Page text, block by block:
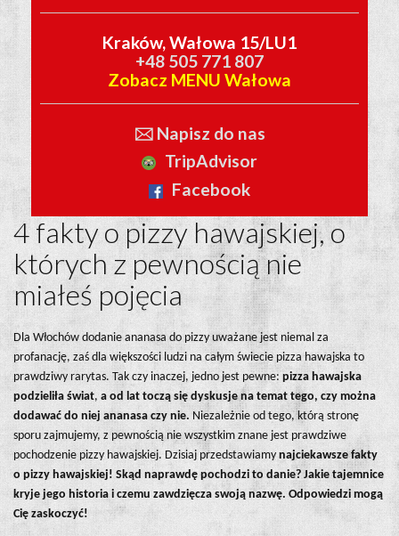
Kraków, Wałowa 15/LU1
+48 505 771 807
Zobacz MENU Wałowa
🖂 Napisz do nas
TripAdvisor
Facebook
4 fakty o pizzy hawajskiej, o
których z pewnością nie
miałeś pojęcia
Dla Włochów dodanie ananasa do pizzy uważane jest niemal za
profanację, zaś dla większości ludzi na całym świecie pizza hawajska to
prawdziwy rarytas. Tak czy inaczej, jedno jest pewne: pizza hawajska
podzieliła świat, a od lat toczą się dyskusje na temat tego, czy można
dodawać do niej ananasa czy nie. Niezależnie od tego, którą stronę
sporu zajmujemy, z pewnością nie wszystkim znane jest prawdziwe
pochodzenie pizzy hawajskiej. Dzisiaj przedstawiamy najciekawsze fakty
o pizzy hawajskiej! Skąd naprawdę pochodzi to danie? Jakie tajemnice
kryje jego historia i czemu zawdzięcza swoją nazwę. Odpowiedzi mogą
Cię zaskoczyć!